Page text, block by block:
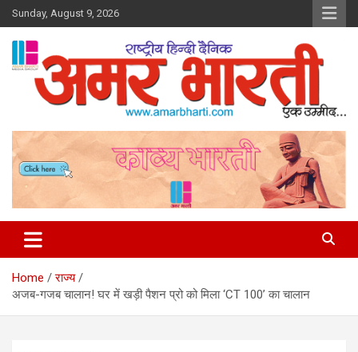
Skip
to
content
Sunday, August 9, 2026
Amar Bharti Media Group
Home
राज्य
अजब-गजब चालान! घर में खड़ी पैशन प्रो को मिला ‘CT 100’ का चालान